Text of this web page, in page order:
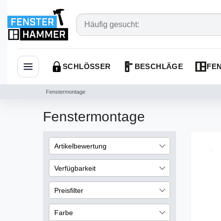
Navigation öffnen
SCHLÖSSER BESCHLÄGE
Fenstermontage
Fenstermontage
Artikelbewertung
48
Verfügbarkeit
auf Lager
Preisfilter
Farbe